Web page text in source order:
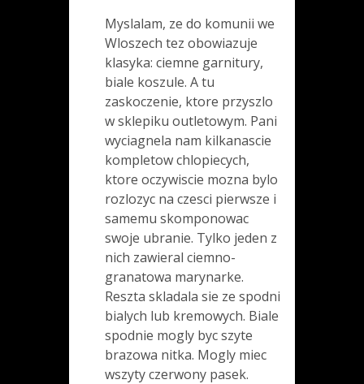
Myslalam, ze do komunii we
Wloszech tez obowiazuje
klasyka: ciemne garnitury,
biale koszule. A tu
zaskoczenie, ktore przyszlo
w sklepiku outletowym. Pani
wyciagnela nam kilkanascie
kompletow chlopiecych,
ktore oczywiscie mozna bylo
rozlozyc na czesci pierwsze i
samemu skomponowac
swoje ubranie. Tylko jeden z
nich zawieral ciemno-
granatowa marynarke.
Reszta skladala sie ze spodni
bialych lub kremowych. Biale
spodnie mogly byc szyte
brazowa nitka. Mogly miec
wszyty czerwony pasek.